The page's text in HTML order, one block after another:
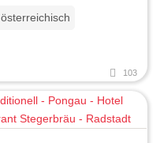
österreichisch
103